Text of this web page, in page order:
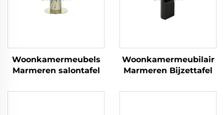
Woonkamermeubels
Marmeren salontafel
Woonkamermeubilair
Marmeren Bijzettafel